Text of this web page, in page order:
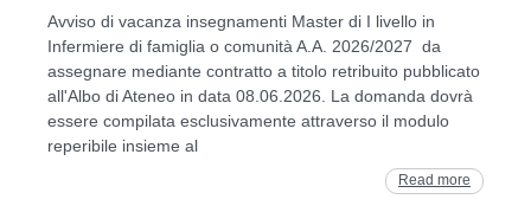
Avviso di vacanza insegnamenti Master di I livello in
Infermiere di famiglia o comunità A.A. 2026/2027 da
assegnare mediante contratto a titolo retribuito pubblicato
all'Albo di Ateneo in data 08.06.2026. La domanda dovrà
essere compilata esclusivamente attraverso il modulo
reperibile insieme al
Read more